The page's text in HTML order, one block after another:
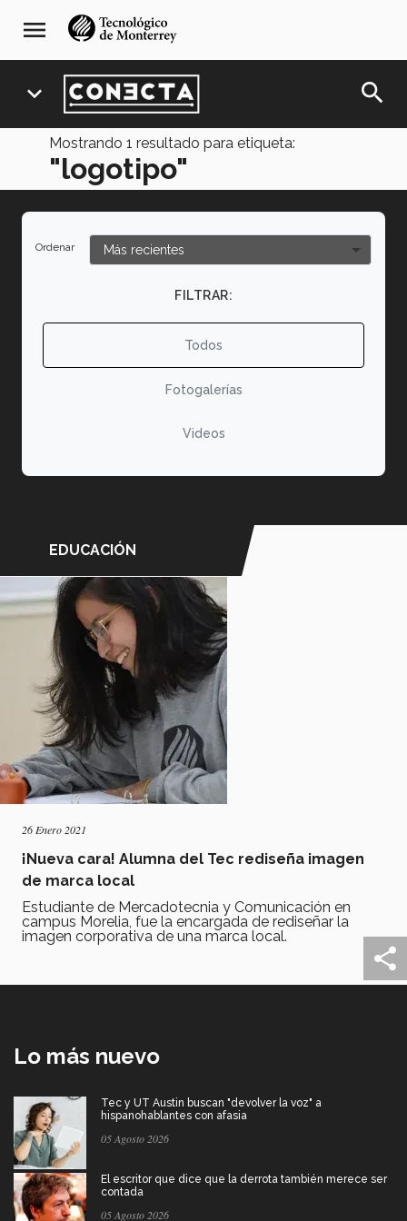
navegación
principal
menu
expand_more search
Mostrando 1 resultado para etiqueta:
"logotipo"
Ordenar
FILTRAR:
Todos
Fotogalerías
Videos
EDUCACIÓN
26 Enero 2021
¡Nueva cara! Alumna del Tec rediseña imagen
de marca local
Estudiante de Mercadotecnia y Comunicación en
campus Morelia, fue la encargada de rediseñar la
imagen corporativa de una marca local.
Lo más nuevo
Tec y UT Austin buscan "devolver la voz" a
hispanohablantes con afasia
05 Agosto 2026
El escritor que dice que la derrota también merece ser
contada
05 Agosto 2026